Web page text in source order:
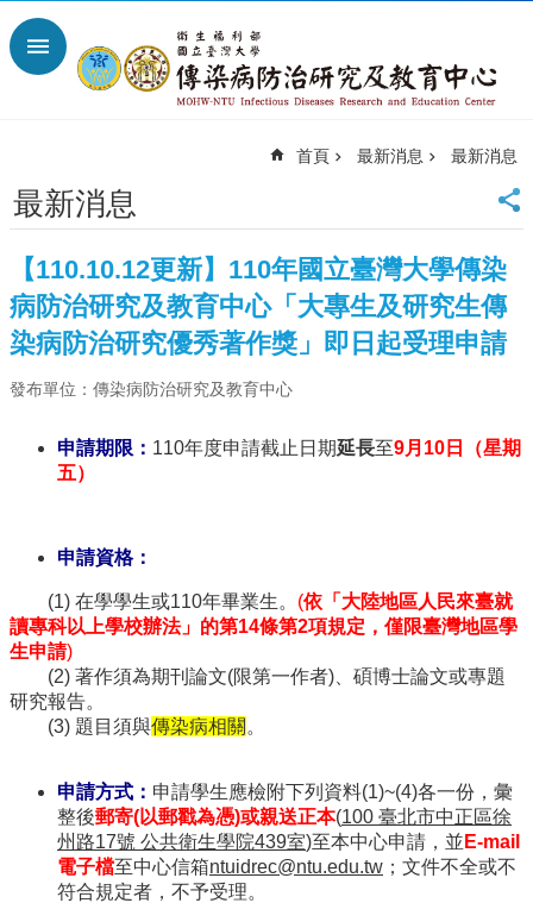
跳到主要內容區塊
進
首
頁
大
首
頁
網
站
語
詞
彙
English
息
首頁 最新消息 最新消息
最新消息
【110.10.12更新】110年國立臺灣大學傳染
病防治研究及教育中心「大專生及研究生傳
染病防治研究優秀著作獎」即日起受理申請
發布單位：傳染病防治研究及教育中心
申請期限： 110年度申請截止日期延長至9月10日（星期
五）
申請資格：
(1) 在學學生或110年畢業生。 (依「大陸地區人民來臺就
讀專科以上學校辦法」的第14條第2項規定，僅限臺灣地區學
生申請)
(2) 著作須為期刊論文(限第一作者)、碩博士論文或專題
研究報告。
(3) 題目須與傳染病相關 。
申請方式： 申請學生應檢附下列資料(1)~(4)各一份，彙
整後郵寄(以郵戳為憑)或親送正本(100 臺北市中正區徐
州路17號 公共衛生學院439室)至本中心申請，並 E-mail
電子檔至中心信箱ntuidrec@ntu.edu.tw ；文件不全或不
符合規定者，不予受理。